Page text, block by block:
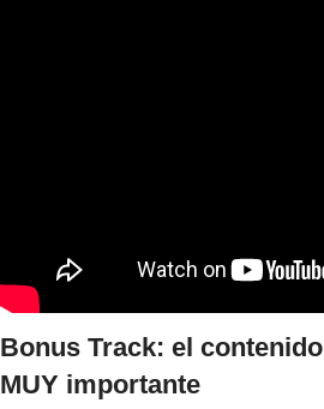
Bonus Track: el
MUY importante